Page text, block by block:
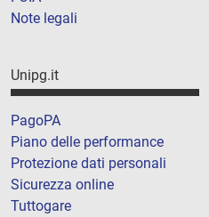
Note legali
Unipg.it
PagoPA
Piano delle performance
Protezione dati personali
Sicurezza online
Tuttogare